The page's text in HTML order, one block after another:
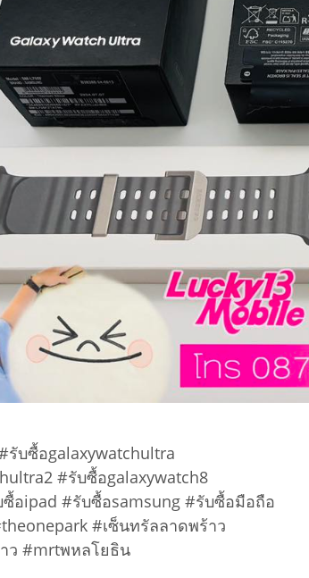
รับซื้อgalaxywatchultra
#รับซื้อgalaxywatch8
อipad #รับซื้อsamsung #รับซื้อมือถือ
#เซ็นทรัลลาดพร้าว
ว #mrtพหลโยธิน